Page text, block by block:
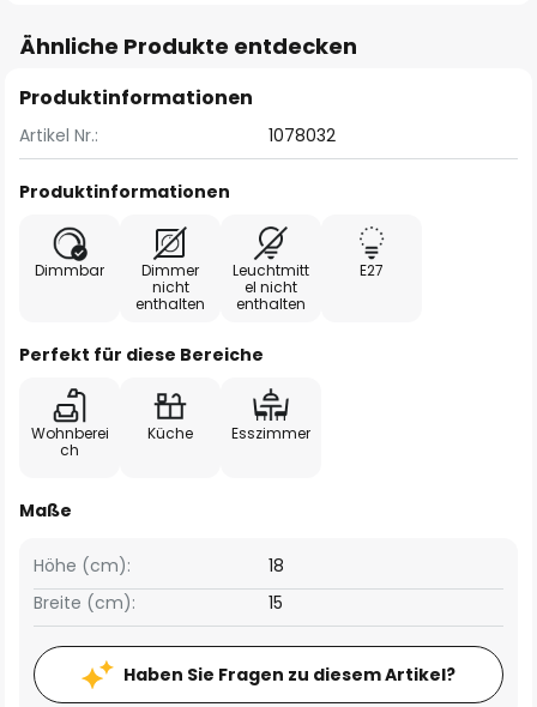
Ähnliche Produkte entdecken
Produktinformationen
Artikel Nr.: 1078032
Produktinformationen
Dimmbar
Dimmer
nicht
enthalten
Leuchtmitt
el nicht
enthalten
E27
Perfekt für diese Bereiche
Wohnberei
ch
Küche Esszimmer
Maße
Breite (cm): 15
Höhe (cm): 18
Haben Sie Fragen zu diesem Artikel?